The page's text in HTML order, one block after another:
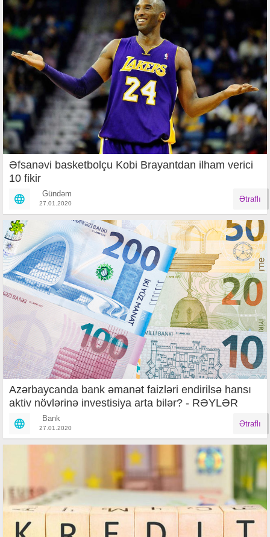
Əfsanəvi basketbolçu Kobi Brayantdan ilham verici
10 fikir
Gündəm
27.01.2020 Ətraflı
Azərbaycanda bank əmanət faizləri endirilsə hansı
aktiv növlərinə investisiya arta bilər? - RƏYLƏR
Bank
27.01.2020 Ətraflı